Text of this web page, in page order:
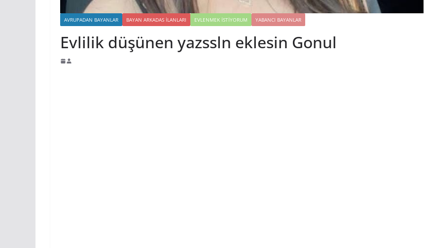
AVRUPADAN BAYANLAR BAYAN ARKADAS ILANLARI EVLENMEK İSTIYORUM YABANCI BAYANLAR
Evlilik düşünen yazssln eklesin Gonul